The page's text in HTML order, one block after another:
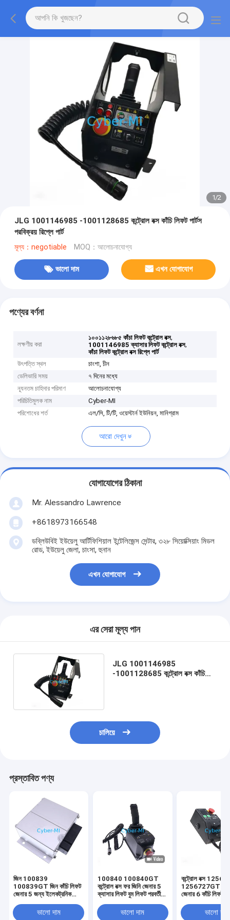
1/2
JLG 1001146985 -1001128685 কন্ট্রোল বক্স কাঁচি লিফট পার্টস
পরবিক্রয় রিপ্লে পার্ট
মূল্য：negotiable MOQ：আলোচনাযোগ্য
ভালো দাম এখন যোগাযোগ
পণ্যের বর্ণনা
লক্ষণীয় করা
১০০১১২৮৬৮৫ কাঁচা লিফট কন্ট্রোল বক্স,
1001146985 ক্যাসার লিফট কন্ট্রোল বক্স,
কাঁচা লিফট কন্ট্রোল বক্স রিপ্লে পার্ট
উৎপত্তি স্থল
চাংশা, চীন
ডেলিভারি সময়
৭ দিনের মধ্যে
ন্যূনতম চাহিদার পরিমাণ
আলোচনাযোগ্য
পরিচিতিমুলক নাম
Cyber-MI
পরিশোধের শর্ত
এল/সি, টি/টি, ওয়েস্টার্ন ইউনিয়ন, মানিগ্রাম
আরো দেখুন
যোগাযোগের ঠিকানা
Mr. Alessandro Lawrence
+8618973166548
ডব্লিউবিই ইউয়েলু আর্টিফিশিয়াল ইন্টেলিজেন্স সেন্টার, ৩২৮ সিয়োক্সিয়াং মিডল
রোড, ইউয়েলু জেলা, চাংসা, হুনান
এখন যোগাযোগ
এর সেরা মূল্য পান
JLG 1001146985
-1001128685 কন্ট্রোল বক্স কাঁচি
চালিয়ে
প্রস্তাবিত পণ্য
জিন 100839
100839GT জিন কাঁচি লিফট
জেনার 5 জন্য ইলেকট্রনিক
ভালো দাম
100840 100840GT
কন্ট্রোল বক্স ফর জিনি জেনার 5
ক্যাসার লিফট বুম লিফট পরবর্তী
ভালো দাম
কন্ট্রোল বক্স
1256727GT
জেনার 6 কাঁচি লিফট
ভালো দাম